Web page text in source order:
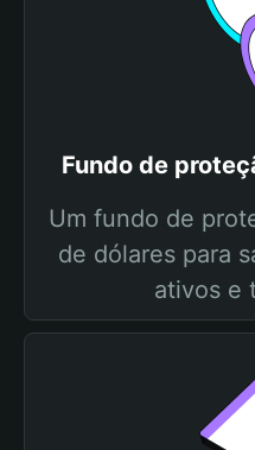
Fundo de
Um fundo de
de dólares para
ativos e